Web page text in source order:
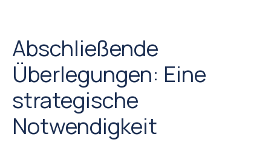
Abschließende
Überlegungen: Eine
strategische
Notwendigkeit